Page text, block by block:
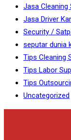
Jasa Cleaning
Jasa Driver
Security /
seputar dunia
Tips Cleaning
Tips Labor
Tips
Uncategorized